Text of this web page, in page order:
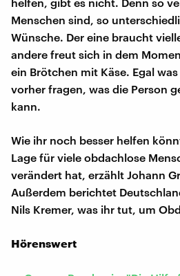
Menschen sind, so
Wünsche. Der eine braucht
andere freut sich in dem
ein Brötchen mit Käse. Egal
vorher fragen, was die Person
kann.
Wie ihr noch besser helfen
Lage für viele obdachlose
verändert hat, erzählt Johann
Außerdem berichtet
Nils Kremer, was ihr tut, um
Hörenswert